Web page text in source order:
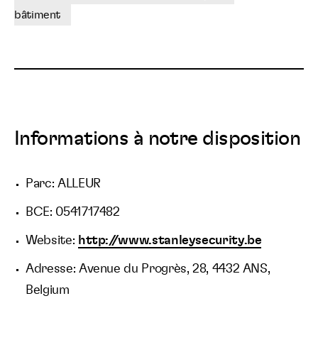
bâtiment
Informations à notre disposition
Parc: ALLEUR
BCE: 0541717482
Website: http://www.stanleysecurity.be
Adresse: Avenue du Progrès, 28, 4432 ANS,
Belgium